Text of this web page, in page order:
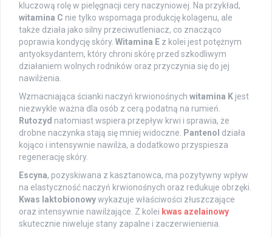
kluczową rolę w pielęgnacji cery naczyniowej. Na przykład,
witamina C nie tylko wspomaga produkcję kolagenu, ale
także działa jako silny przeciwutleniacz, co znacząco
poprawia kondycję skóry. Witamina E z kolei jest potężnym
antyoksydantem, który chroni skórę przed szkodliwym
działaniem wolnych rodników oraz przyczynia się do jej
nawilżenia.
Wzmacniająca ścianki naczyń krwionośnych witamina K jest
niezwykle ważna dla osób z cerą podatną na rumień.
Rutozyd natomiast wspiera przepływ krwi i sprawia, że
drobne naczynka stają się mniej widoczne.
Pantenol działa
kojąco i intensywnie nawilża, a dodatkowo przyspiesza
regenerację skóry.
Escyna, pozyskiwana z kasztanowca, ma pozytywny wpływ
na elastyczność naczyń krwionośnych oraz redukuje obrzęki.
Kwas laktobionowywykazuje właściwości złuszczające
oraz intensywnie nawilżające. Z kolei kwas azelainowy
skutecznie niweluje stany zapalne i zaczerwienienia.